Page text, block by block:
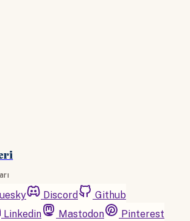
Discord
Github
Linkedin Mastodon
Pinterest